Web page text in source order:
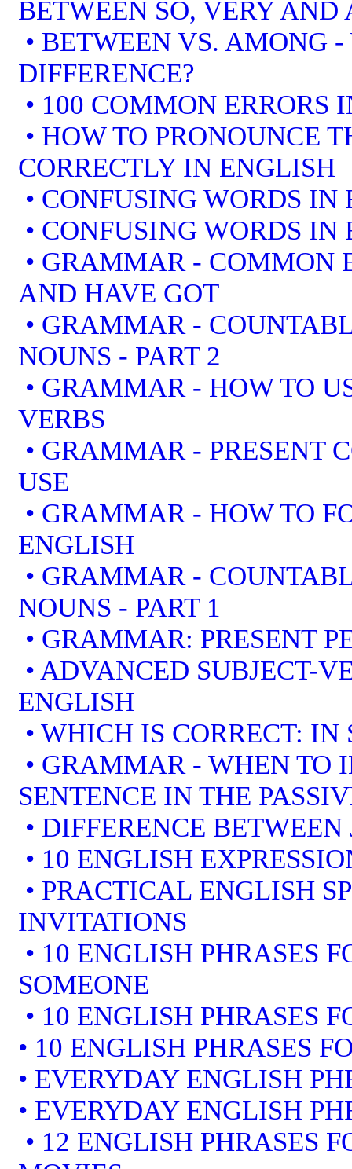
BETWEEN SO, VERY AND
• BETWEEN VS. AMONG
DIFFERENCE?
• 100 COMMON ERRORS
• HOW TO PRONOUNCE
CORRECTLY IN ENGLISH
• CONFUSING WORDS
• CONFUSING WORDS
• GRAMMAR - COMMON
AND HAVE GOT
• GRAMMAR -
NOUNS - PART 2
• GRAMMAR - HOW TO
VERBS
• GRAMMAR - PRESENT
USE
• GRAMMAR - HOW TO
ENGLISH
• GRAMMAR -
NOUNS - PART 1
• GRAMMAR: PRESENT
• ADVANCED SUBJECT-
ENGLISH
• WHICH IS CORRECT: IN
• GRAMMAR - WHEN TO
SENTENCE IN THE
• DIFFERENCE
• 10 ENGLISH
• PRACTICAL ENGLISH
INVITATIONS
• 10 ENGLISH PHRASES
SOMEONE
• 10 ENGLISH PHRASES
• 10 ENGLISH PHRASES
• EVERYDAY ENGLISH
• EVERYDAY ENGLISH
• 12 ENGLISH PHRASES